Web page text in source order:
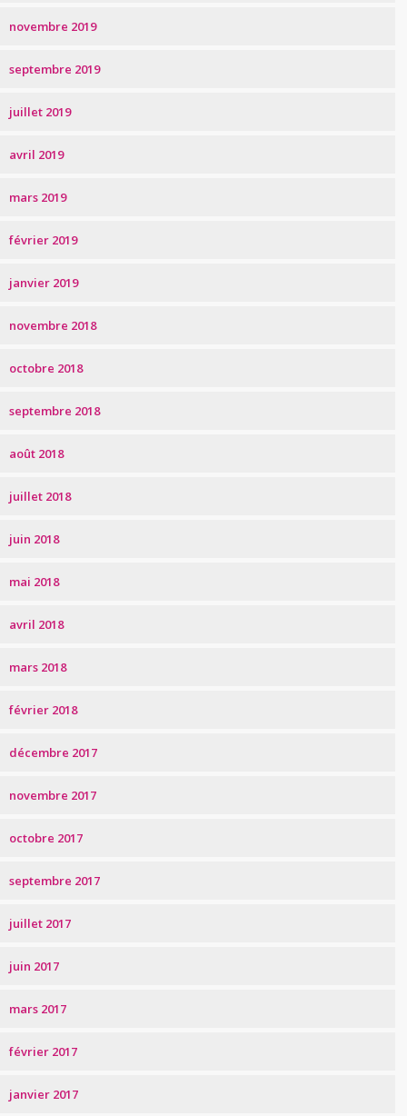
novembre 2019
septembre 2019
juillet 2019
avril 2019
mars 2019
février 2019
janvier 2019
novembre 2018
octobre 2018
septembre 2018
août 2018
juillet 2018
juin 2018
mai 2018
avril 2018
mars 2018
février 2018
décembre 2017
novembre 2017
octobre 2017
septembre 2017
juillet 2017
juin 2017
mars 2017
février 2017
janvier 2017